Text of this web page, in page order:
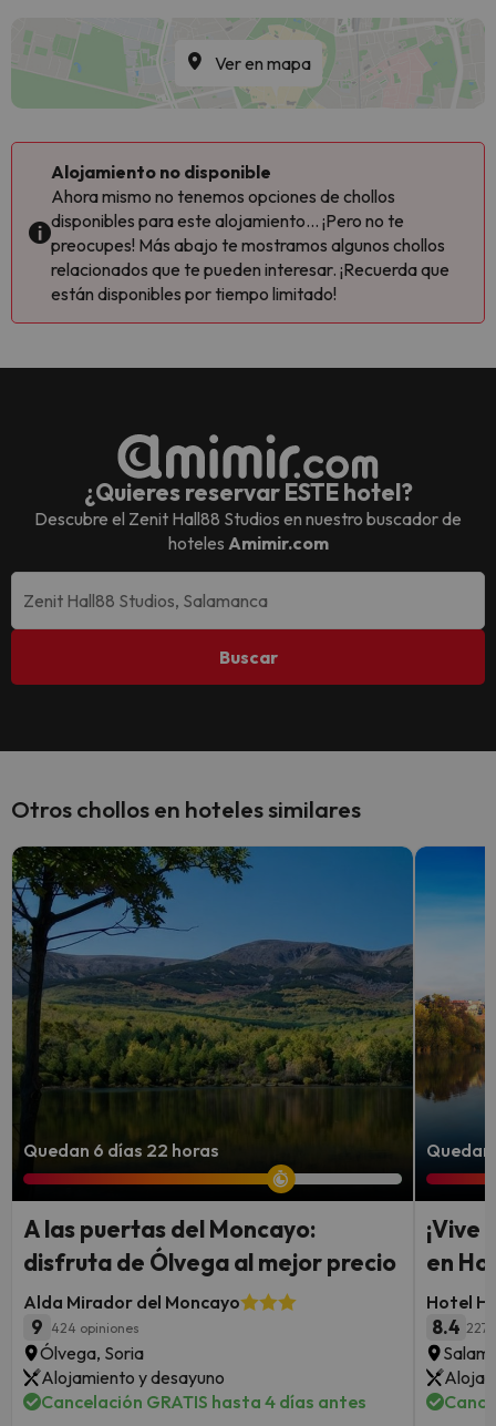
Ver en mapa
Alojamiento no disponible
Ahora mismo no tenemos opciones de chollos
disponibles para este alojamiento... ¡Pero no te
preocupes! Más abajo te mostramos algunos chollos
relacionados que te pueden interesar. ¡Recuerda que
están disponibles por tiempo limitado!
¿Quieres reservar ESTE hotel?
Descubre el Zenit Hall88 Studios en nuestro buscador de
hoteles Amimir.com
Buscar
Otros chollos en hoteles similares
Quedan 6 días 22 horas
A las puertas del Moncayo:
disfruta de Ólvega al mejor precio
Alda Mirador del Moncayo
9 424 opiniones
Ólvega, Soria
Alojamiento y desayuno
Cancelación GRATIS hasta 4 días antes
Quedan
¡Vive
en
Hotel
8.4